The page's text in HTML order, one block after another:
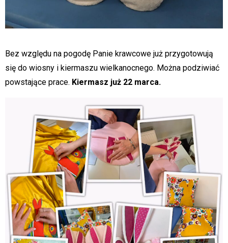
Bez względu na pogodę Panie krawcowe już przygotowują
się do wiosny i kiermaszu wielkanocnego. Można podziwiać
powstające prace. Kiermasz już 22 marca.